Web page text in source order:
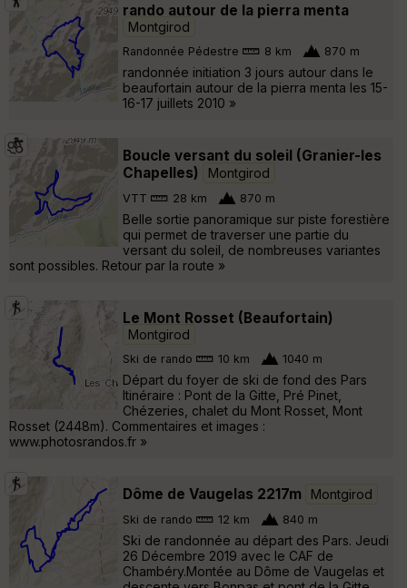
rando autour de la pierra menta
Montgirod
Randonnée Pédestre 8 km 870 m
randonnée initiation 3 jours autour dans le
beaufortain autour de la pierra menta les 15-
16-17 juillets 2010 »
Boucle versant du soleil (Granier-les
Chapelles)
Montgirod
VTT 28 km 870 m
Belle sortie panoramique sur piste forestière
qui permet de traverser une partie du
versant du soleil, de nombreuses variantes
sont possibles. Retour par la route »
Le Mont Rosset (Beaufortain)
Montgirod
Ski de rando 10 km 1040 m
Départ du foyer de ski de fond des Pars
Itinéraire : Pont de la Gitte, Pré Pinet,
Chézeries, chalet du Mont Rosset, Mont
Rosset (2448m). Commentaires et images :
www.photosrandos.fr »
Dôme de Vaugelas 2217m Montgirod
Ski de rando 12 km 840 m
Ski de randonnée au départ des Pars. Jeudi
26 Décembre 2019 avec le CAF de
Chambéry.Montée au Dôme de Vaugelas et